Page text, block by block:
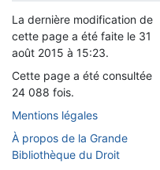
La dernière modification de
cette page a été faite le 31
août 2015 à 15:23.
Cette page a été consultée
24 088 fois.
Mentions légales
À propos de la Grande
Bibliothèque du Droit